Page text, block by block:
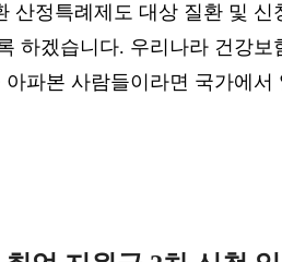
산정특례제도 대상 질환 및 신
하겠습니다. 우리나라 건강보
아파본 사람들이라면 국가에